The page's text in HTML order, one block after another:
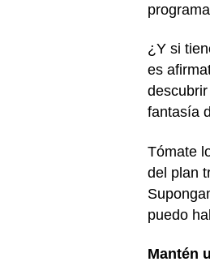
¿Y si
es
fantasía
Tómate
del plan
puedo
Mantén